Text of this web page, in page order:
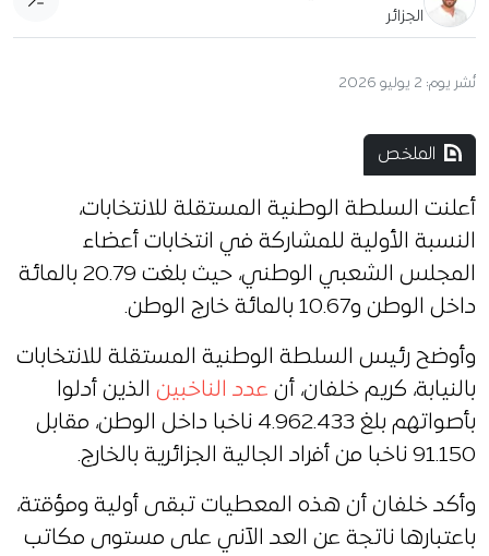
الجزائر
نُشر يوم: 2 يوليو 2026
الملخص
أعلنت السلطة الوطنية المستقلة للانتخابات،
النسبة الأولية للمشاركة في انتخابات أعضاء
المجلس الشعبي الوطني، حيث بلغت 20.79 بالمائة
داخل الوطن و10.67 بالمائة خارج الوطن.
وأوضح رئيس السلطة الوطنية المستقلة للانتخابات
بالنيابة، كريم خلفان، أن عدد الناخبين الذين أدلوا
بأصواتهم بلغ 4.962.433 ناخبا داخل الوطن، مقابل
91.150 ناخبا من أفراد الجالية الجزائرية بالخارج.
وأكد خلفان أن هذه المعطيات تبقى أولية ومؤقتة،
باعتبارها ناتجة عن العد الآني على مستوى مكاتب